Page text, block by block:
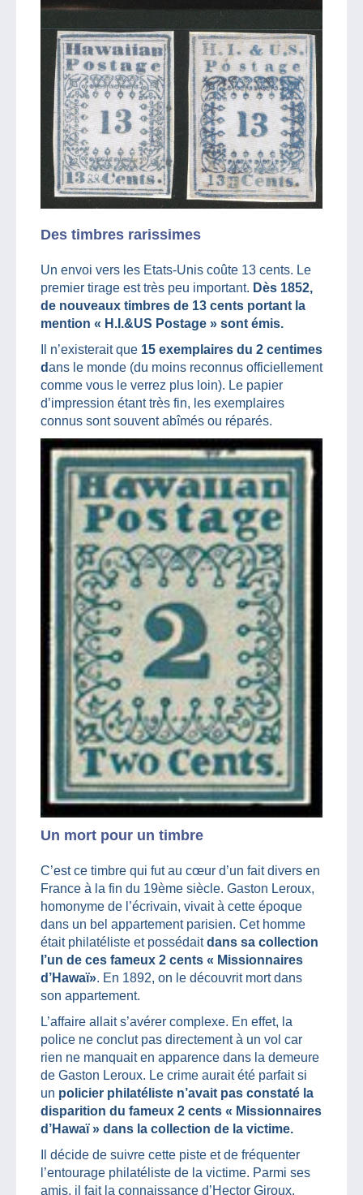
Des timbres rarissimes
Un envoi vers les Etats-Unis coûte 13 cents. Le
premier tirage est très peu important. Dès 1852,
de nouveaux timbres de 13 cents portant la
mention « H.I.&US Postage » sont émis.
Il n’existerait que 15 exemplaires du 2 centimes
dans le monde (du moins reconnus officiellement
comme vous le verrez plus loin). Le papier
d’impression étant très fin, les exemplaires
connus sont souvent abîmés ou réparés.
Un mort pour un timbre
C’est ce timbre qui fut au cœur d’un fait divers en
France à la fin du 19ème siècle. Gaston Leroux,
homonyme de l’écrivain, vivait à cette époque
dans un bel appartement parisien. Cet homme
était philatéliste et possédaitdans sa collection
l’un de ces fameux 2 cents « Missionnaires
d’Hawaï». En 1892, on le découvrit mort dans
son appartement.
L’affaire allait s’avérer complexe. En effet, la
police ne conclut pas directement à un vol car
rien ne manquait en apparence dans la demeure
de Gaston Leroux. Le crime aurait été parfait si
un policier philatéliste n’avait pas constaté la
disparition du fameux 2 cents « Missionnaires
d’Hawaï » dans la collection de la victime.
Il décide de suivre cette piste et de fréquenter
l’entourage philatéliste de la victime. Parmi ses
amis, il fait la connaissance d’Hector Giroux.